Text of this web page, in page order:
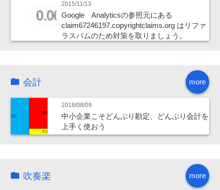
2015/11/13
Google Analyticsの参照元にある
claim67246197.copyrightclaims.org はリファ
ラスパムのため対策を取りましょう。
more
会計
2018/08/09
中小企業こそどんぶり勘定、どんぶり会計を
上手く使おう
more
吹奏楽